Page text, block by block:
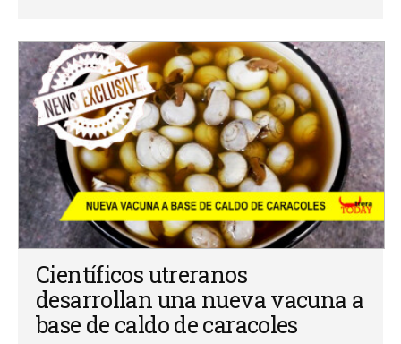
Científicos utreranos
desarrollan una nueva vacuna a
base de caldo de caracoles